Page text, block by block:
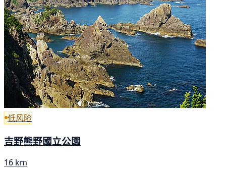
低风险
吉野熊野國立公園
16 km